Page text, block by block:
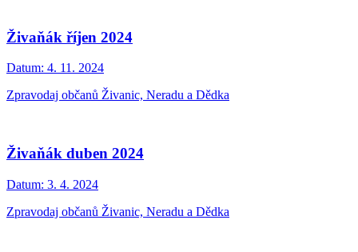
Živaňák říjen 2024
Datum: 4. 11. 2024
Zpravodaj občanů Živanic, Neradu a Dědka
Živaňák duben 2024
Datum: 3. 4. 2024
Zpravodaj občanů Živanic, Neradu a Dědka